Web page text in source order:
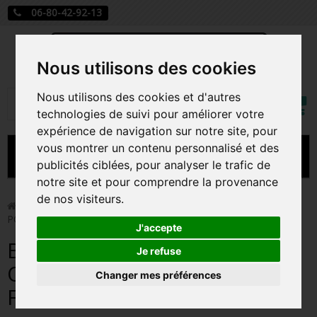
Nous utilisons des cookies
Nous utilisons des cookies et d'autres
technologies de suivi pour améliorer votre
expérience de navigation sur notre site, pour
vous montrer un contenu personnalisé et des
publicités ciblées, pour analyser le trafic de
notre site et pour comprendre la provenance
de nos visiteurs.
J'accepte
Je refuse
Changer mes préférences
06-80-42-92-13
Rechercher
Mon
MENU
CARTE A JOUER
PRÉCOMMANDE FIGURINES POP
FIGURINES POP MANGA
FIGURINES POP DISNEY
FIGURINES POP MARVEL
Funko Pop! > BULBASAUR SUPER OVERSIZED /
POKEMON / FIGURINE FUNKO POP
BULBASAUR SUPER
OVERSIZED / POKEMON /
FIGURINE FUNKO POP